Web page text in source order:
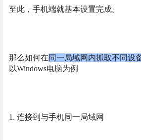
至此，手机端就基本设置完成。
那么如何在同一局域网内抓取不同设
以Windows电脑为例
1. 连接到与手机同一局域网